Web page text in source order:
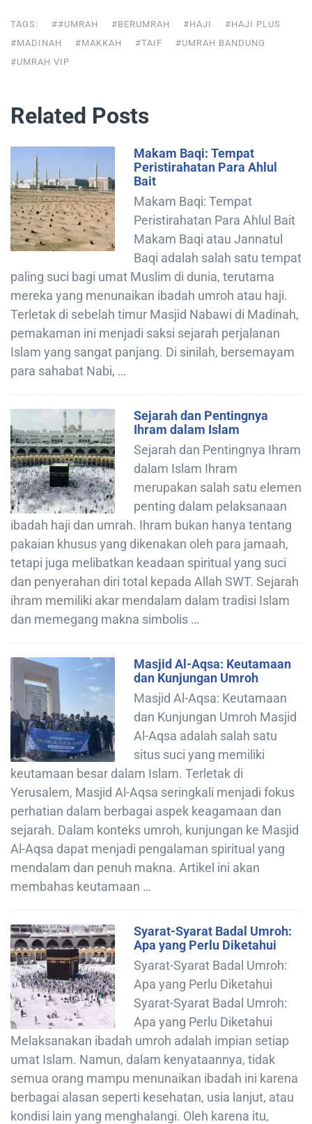
TAGS: ##UMRAH #BERUMRAH #HAJI
#HAJI PLUS
#MADINAH
#MAKKAH #TAIF
#UMRAH BANDUNG
#UMRAH VIP
Related Posts
Makam Baqi: Tempat
Peristirahatan Para Ahlul
Bait
Makam Baqi: Tempat
Peristirahatan Para Ahlul Bait
Makam Baqi atau Jannatul
Baqi adalah salah satu tempat
paling suci bagi umat Muslim di dunia, terutama
mereka yang menunaikan ibadah umroh atau haji.
Terletak di sebelah timur Masjid Nabawi di Madinah,
pemakaman ini menjadi saksi sejarah perjalanan
Islam yang sangat panjang. Di sinilah, bersemayam
para sahabat Nabi, …
Sejarah dan Pentingnya
Ihram dalam Islam
Sejarah dan Pentingnya Ihram
dalam Islam Ihram
merupakan salah satu elemen
penting dalam pelaksanaan
ibadah haji dan umrah. Ihram bukan hanya tentang
pakaian khusus yang dikenakan oleh para jamaah,
tetapi juga melibatkan keadaan spiritual yang suci
dan penyerahan diri total kepada Allah SWT. Sejarah
ihram memiliki akar mendalam dalam tradisi Islam
dan memegang makna simbolis …
Masjid Al-Aqsa: Keutamaan
dan Kunjungan Umroh
Masjid Al-Aqsa: Keutamaan
dan Kunjungan Umroh Masjid
Al-Aqsa adalah salah satu
situs suci yang memiliki
keutamaan besar dalam Islam. Terletak di
Yerusalem, Masjid Al-Aqsa seringkali menjadi fokus
perhatian dalam berbagai aspek keagamaan dan
sejarah. Dalam konteks umroh, kunjungan ke Masjid
Al-Aqsa dapat menjadi pengalaman spiritual yang
mendalam dan penuh makna. Artikel ini akan
membahas keutamaan …
Syarat-Syarat Badal Umroh:
Apa yang Perlu Diketahui
Syarat-Syarat Badal Umroh:
Apa yang Perlu Diketahui
Syarat-Syarat Badal Umroh:
Apa yang Perlu Diketahui
Melaksanakan ibadah umroh adalah impian setiap
umat Islam. Namun, dalam kenyataannya, tidak
semua orang mampu menunaikan ibadah ini karena
berbagai alasan seperti kesehatan, usia lanjut, atau
kondisi lain yang menghalangi. Oleh karena itu,